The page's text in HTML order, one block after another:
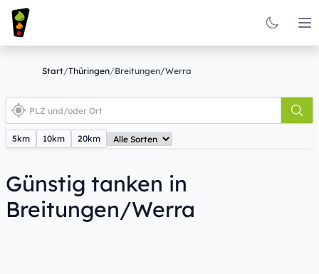
Start/Thüringen/Breitungen/Werra
5km 10km 20km
Günstig tanken in
Breitungen/Werra